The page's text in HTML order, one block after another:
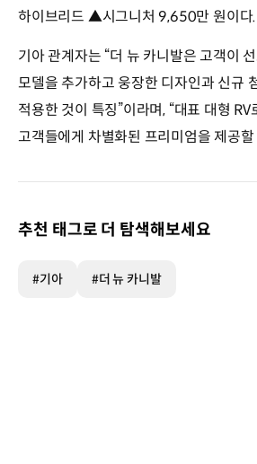
하이브리드 ▲시그니처 9,650만 원이다.
기아 관계자는 “더 뉴 카니발은 고객이
모델을 추가하고 웅장한 디자인과 신규
적용한 것이 특징”이라며, “대표 대형
고객들에게 차별화된 프리미엄을 제공
추천 태그로 더 탐색해보세요
#기아 #더 뉴 카니발